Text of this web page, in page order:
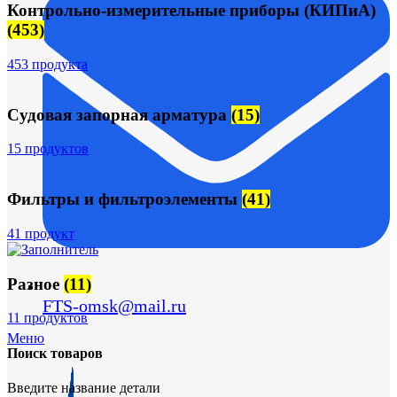
FTS-omsk@mail.ru
Меню
Контрольно-измерительные приборы (КИПиА)
(453)
453 продукта
Судовая запорная арматура (15)
15 продуктов
Фильтры и фильтроэлементы (41)
41 продукт
Разное (11)
11 продуктов
Поиск товаров
Введите название детали